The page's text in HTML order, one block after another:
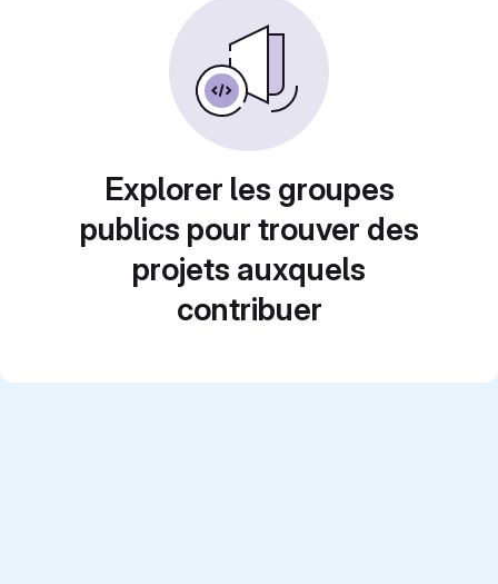
Explorer les groupes
publics pour trouver des
projets auxquels
contribuer